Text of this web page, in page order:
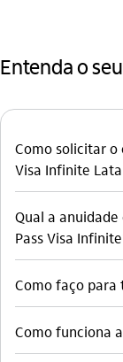
Entenda o
Como solicitar
Visa Infinite
Qual a
Pass Visa
Como faço
Como funciona